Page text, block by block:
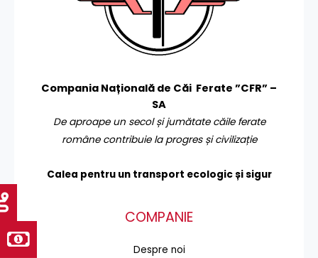
Compania Națională de Căi Ferate ”CFR” –
SA
De aproape un secol și jumătate căile ferate
române contribuie la progres și civilizație
Calea pentru un transport ecologic și sigur
COMPANIE
Despre noi